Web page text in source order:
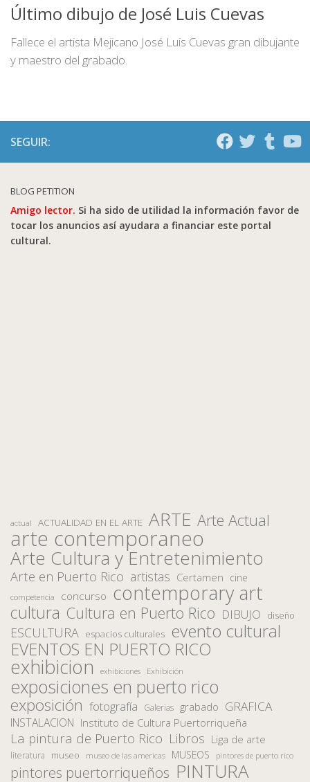
Último dibujo de José Luis Cuevas
Fallece el artista Mejicano José Luis Cuevas gran dibujante
y maestro del grabado.
SEGUIR:
BLOG PETITION
Amigo lector. Si ha sido de utilidad la información favor de
tocar los anuncios así ayudara a financiar este portal
cultural.
actual ACTUALIDAD EN EL ARTE ARTE Arte Actual
arte contemporaneo
Arte Cultura y Entretenimiento
Arte en Puerto Rico artistas Certamen cine
competencia concurso contemporary art
cultura Cultura en Puerto Rico DIBUJO diseño
ESCULTURA espacios culturales evento cultural
EVENTOS EN PUERTO RICO
exhibicion exhibiciones Exhibición
exposiciones en puerto rico
exposición fotografía Galerias grabado GRAFICA
INSTALACION Instituto de Cultura Puertorriqueña
La pintura de Puerto Rico Libros Liga de arte
literatura museo museo de las americas MUSEOS pintores de puerto rico
pintores puertorriqueños PINTURA